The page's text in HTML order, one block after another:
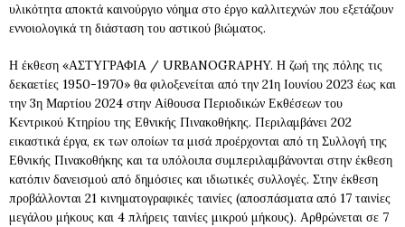
υλικότητα αποκτά καινούργιο νόημα στο έργο καλλιτεχνών που εξετάζουν
εννοιολογικά τη διάσταση του αστικού βιώματος.
Η έκθεση «ΑΣΤΥΓΡΑΦΙΑ / URBANOGRAPHY. Η ζωή της πόλης τις
δεκαετίες 1950-1970» θα φιλοξενείται από την 21η Ιουνίου 2023 έως και
την 3η Μαρτίου 2024 στην Αίθουσα Περιοδικών Εκθέσεων του
Κεντρικού Κτηρίου της Εθνικής Πινακοθήκης. Περιλαμβάνει 202
εικαστικά έργα, εκ των οποίων τα μισά προέρχονται από τη Συλλογή της
Εθνικής Πινακοθήκης και τα υπόλοιπα συμπεριλαμβάνονται στην έκθεση
κατόπιν δανεισμού από δημόσιες και ιδιωτικές συλλογές. Στην έκθεση
προβάλλονται 21 κινηματογραφικές ταινίες (αποσπάσματα από 17 ταινίες
μεγάλου μήκους και 4 πλήρεις ταινίες μικρού μήκους). Αρθρώνεται σε 7